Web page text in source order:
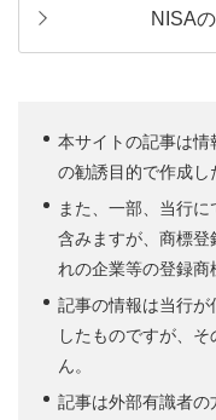
NISA
本サイトの記事は
の勧誘目的で作成し
また、一部、当行
含みますが、商標
れの企業等の登録商
記事の情報は当行
したものですが、
ん。
記事は外部有識者の